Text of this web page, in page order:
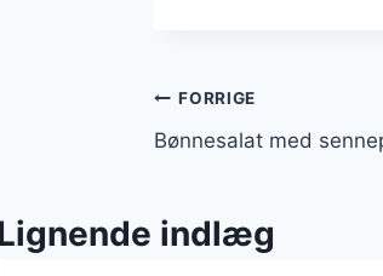
FORRIGE
Bønnesalat med
indlæg